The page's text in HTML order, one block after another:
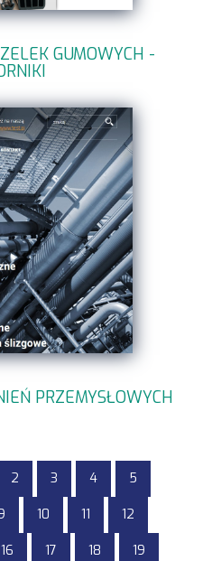
GUMOWYCH -
PRZEMYSŁOWYCH
2 3 4 5
10 11 12
16 17 18 19